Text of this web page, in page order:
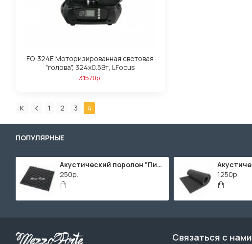
FO-324E Моторизированная световая
"голова", 324х0.5Вт, LFocus
31570р.
1 2 3 4
ПОПУЛЯРНЫЕ
Акустический поролон "Пирамида" / 480x480х30мм / Темно-серый
250р.
1250р.
Связаться с нами